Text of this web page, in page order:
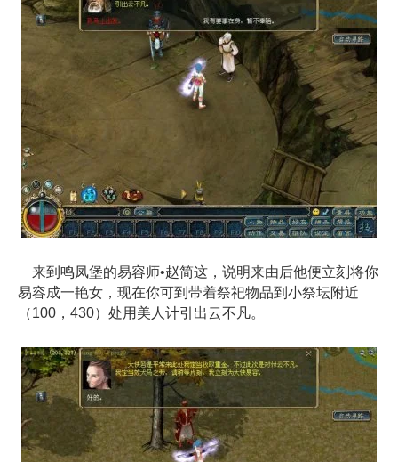
来到鸣凤堡的易容师•赵简这，说明来由后他便立刻将你
易容成一艳女，现在你可到带着祭祀物品到小祭坛附近
（100，430）处用美人计引出云不凡。